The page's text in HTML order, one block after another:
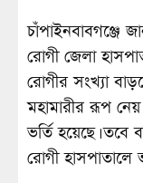
চাঁপাইনবাবগঞ্জে
রোগী জেলা
রোগীর সংখ্যা
মহামারীর রূপ
ভর্তি হয়েছে।
রোগী হাসপাতালে